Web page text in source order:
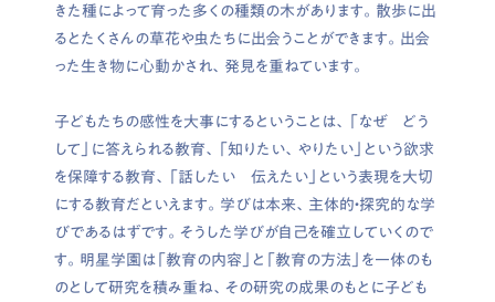
きた種によって育った多くの種類の木があります。散歩に出
るとたくさんの草花や虫たちに出会うことができます。出会
った生き物に心動かされ、発見を重ねています。
子どもたちの感性を大事にするということは、「なぜ どう
して」に答えられる教育、「知りたい、やりたい」という欲求
を保障する教育、「話したい 伝えたい」という表現を大切
にする教育だといえます。学びは本来、主体的・探究的な学
びであるはずです。そうした学びが自己を確立していくので
す。明星学園は「教育の内容」と「教育の方法」を一体のも
のとして研究を積み重ね、その研究の成果のもとに子ども